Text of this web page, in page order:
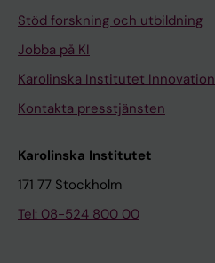
Stöd forskning och utbildning
Jobba på KI
Karolinska Institutet Innovation
Kontakta presstjänsten
Karolinska Institutet
171 77 Stockholm
Tel: 08-524 800 00